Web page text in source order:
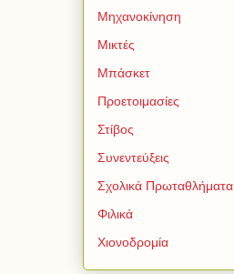
Μηχανοκίνηση
Μικτές
Μπάσκετ
Προετοιμασίες
Στίβος
Συνεντεύξεις
Σχολικά Πρωταθλήματα
Φιλικά
Χιονοδρομία